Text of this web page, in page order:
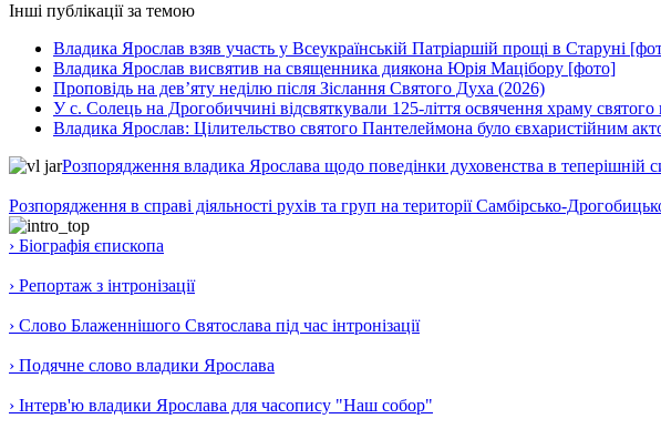
Інші публікації за темою
Владика Ярослав взяв участь у Всеукраїнській Патріаршій прощі в Старуні
Владика Ярослав висвятив на священника диякона Юрія Мацібору [фото]
Проповідь на дев’яту неділю після Зіслання Святого Духа (2026)
У с. Солець на Дрогобиччині відсвяткували 125-ліття освячення храму
Владика Ярослав: Цілительство святого Пантелеймона було євхаристійним
Розпорядження владика Ярослава щодо поведінки духовенства в теперішній
Розпорядження в справі діяльності рухів та груп на території Самбірсько-
› Біографія єпископа
› Репортаж з інтронізації
› Слово Блаженнішого Святослава під час інтронізації
› Подячне слово владики Ярослава
› Інтерв'ю владики Ярослава для часопису "Наш собор"